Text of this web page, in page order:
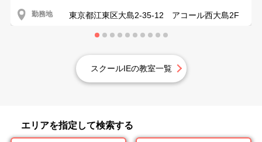
勤務地 東京都江東区大島2-35-12 アコール西大島2F
スクールIEの教室一覧
エリアを指定して検索する